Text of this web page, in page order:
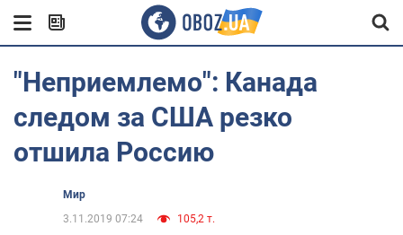
"Неприемлемо": Канада
следом за США резко
отшила Россию
Мир
3.11.2019 07:24
105,2 т.